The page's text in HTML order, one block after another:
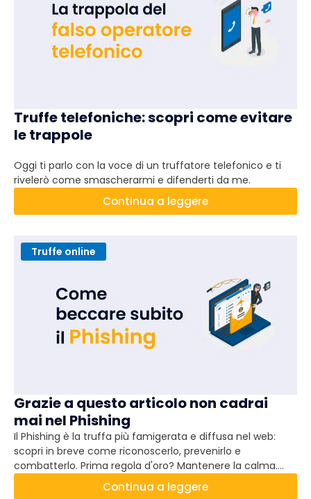
Truffe telefoniche: scopri come evitare
le trappole
Oggi ti parlo con la voce di un truffatore telefonico e ti
rivelerò come smascherarmi e difenderti da me.
Continua a leggere
Truffe online
Grazie a questo articolo non cadrai
mai nel Phishing
Il Phishing è la truffa più famigerata e diffusa nel web:
scopri in breve come riconoscerlo, prevenirlo e
combatterlo. Prima regola d'oro? Mantenere la calma.
Così tutto ti apparirà più chiaro e ti sorprenderai di aver
creduto per un solo secondo a un tentativo di truffa.
Continua a leggere